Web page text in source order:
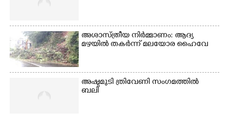
അശാസ്ത്രീയ നിർമ്മാണം: ആദ്യ
മഴയിൽ തകർന്ന് മലയോര ഹൈവേ
അഷ്ടമുടി ത്രിവേണി സംഗമത്തിൽ
ബലി